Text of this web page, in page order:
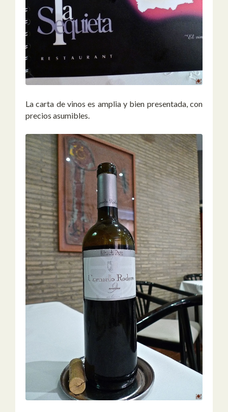
La carta de vinos es amplia y bien presentada, con
precios asumibles.